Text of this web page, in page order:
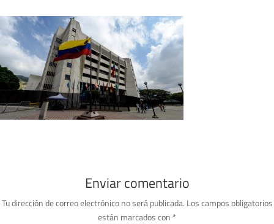
Enviar comentario
Tu dirección de correo electrónico no será publicada. Los campos obligatorios
están marcados con *